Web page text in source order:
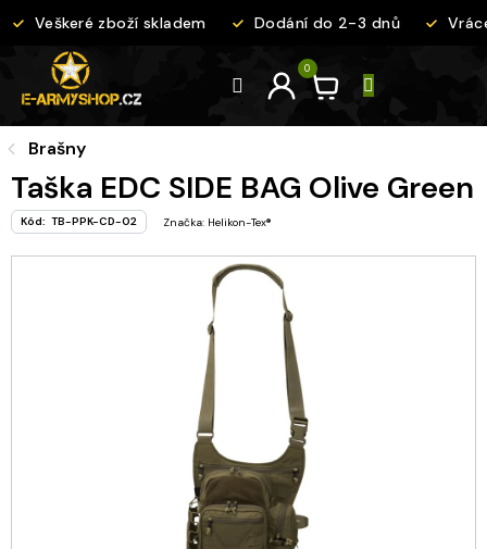
na
Veškeré zboží skladem Dodání do 2-3 dnů
Brašny
Taška EDC SIDE BAG Olive Green
Kód: TB-PPK-CD-02 Značka: Helikon-Tex®